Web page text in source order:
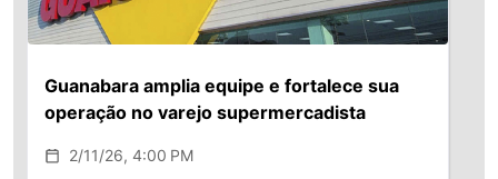
3330 3833 Coordenação: Camila
Francis
camila.francis@inpresspni.com.br (11)
3323 1533
Guanabara amplia equipe e fortalece sua
operação no varejo supermercadista
2/11/26, 4:00 PM